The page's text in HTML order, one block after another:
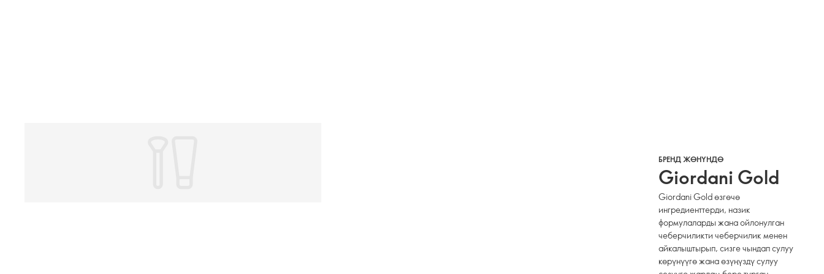
БРЕНД ЖӨНҮНДӨ
Giordani Gold
Giordani Gold өзгөчө
ингредиенттерди, назик
формулаларды жана ойлонулган
чеберчиликти чеберчилик менен
айкалыштырып, сизге чындап сулуу
көрүнүүгө жана өзүңүздү сулуу